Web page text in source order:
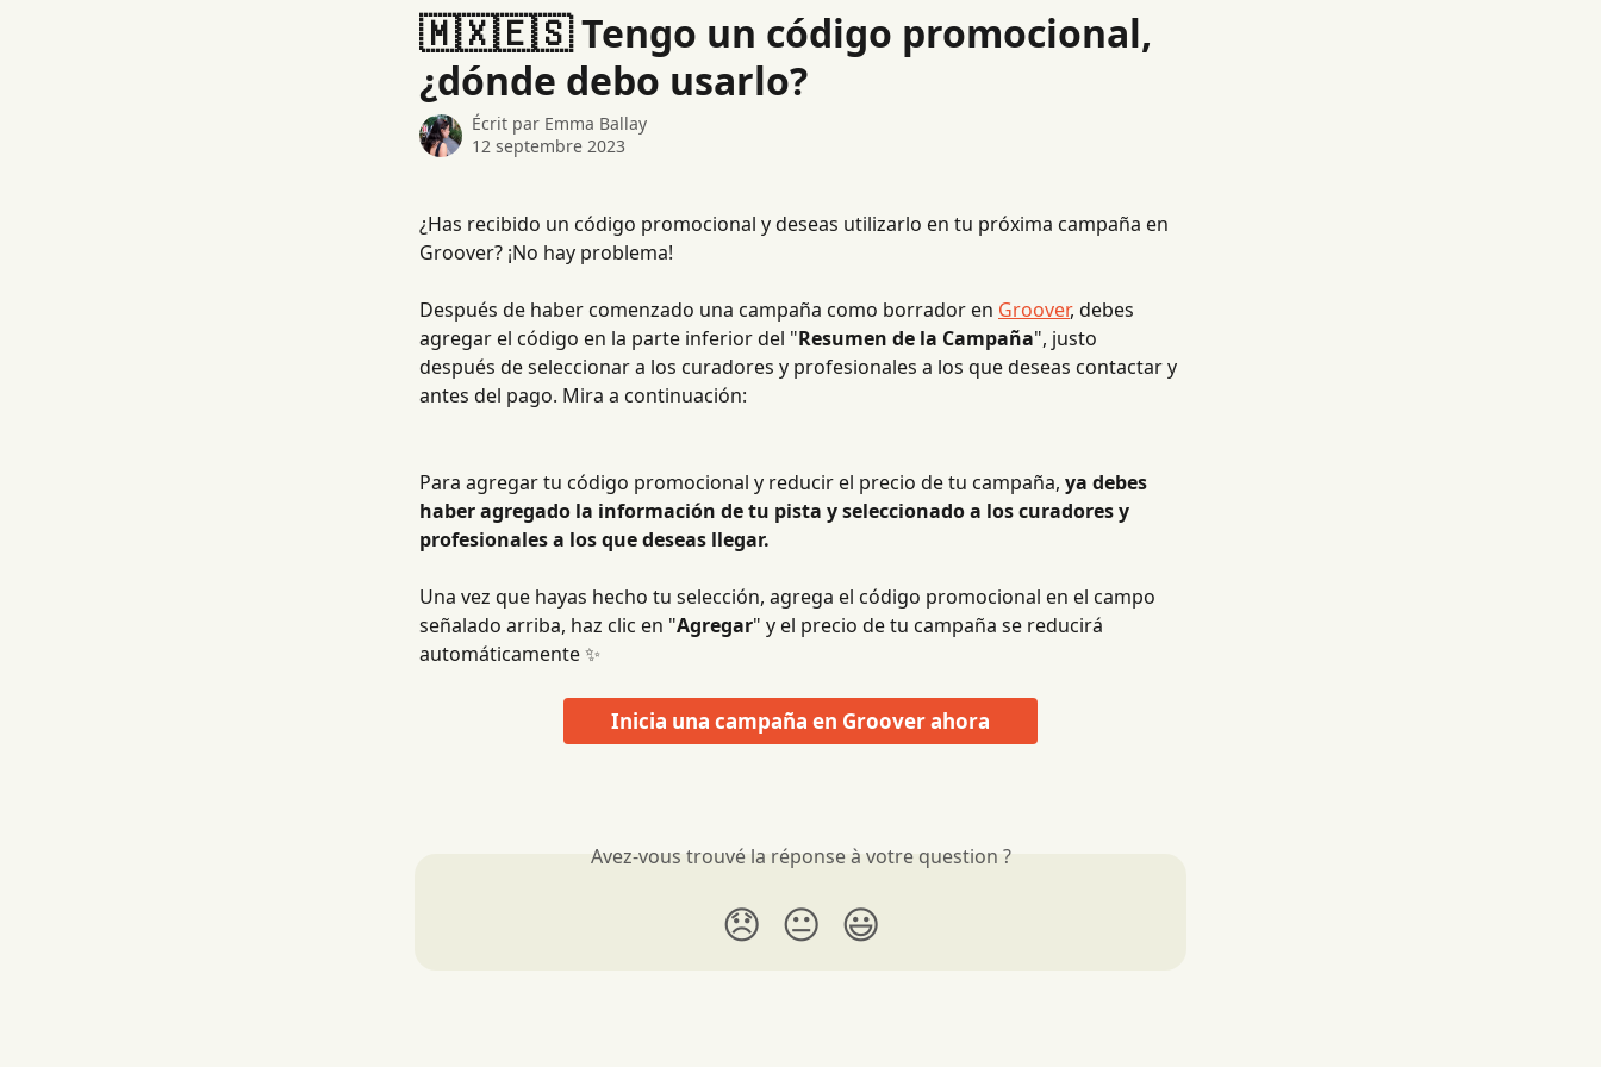
🇲🇽🇪🇸 Tengo un código promocional,
¿dónde debo usarlo?
Écrit par Emma Ballay
12 septembre 2023
¿Has recibido un código promocional y deseas utilizarlo en tu próxima campaña en
Groover? ¡No hay problema!
Después de haber comenzado una campaña como borrador en Groover, debes
agregar el código en la parte inferior del "Resumen de la Campaña", justo
después de seleccionar a los curadores y profesionales a los que deseas contactar y
antes del pago. Mira a continuación:
Para agregar tu código promocional y reducir el precio de tu campaña, ya debes
haber agregado la información de tu pista y seleccionado a los curadores y
profesionales a los que deseas llegar.
Una vez que hayas hecho tu selección, agrega el código promocional en el campo
señalado arriba, haz clic en "Agregar" y el precio de tu campaña se reducirá
automáticamente ✨
Inicia una campaña en Groover ahora
Avez-vous trouvé la réponse à votre question ?
😞 😐 😃